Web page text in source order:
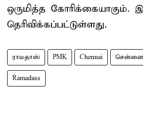
ஒருமித்த கோரிக்கையாகும்.
தெரிவிக்கப்பட்டுள்ளது.
ராமதாஸ் PMK Chennai சென்னை
Ramadass